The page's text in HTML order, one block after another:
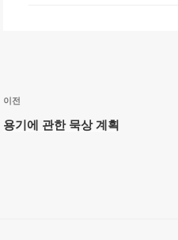
글
탐
이
전
이전
용기에 관한 묵상 계획